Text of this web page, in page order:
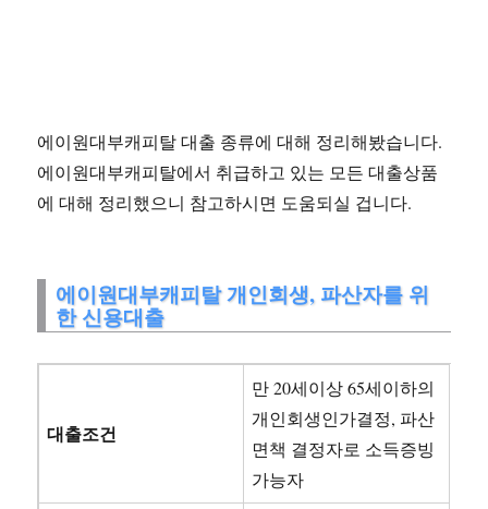
에이원대부캐피탈 대출 종류에 대해 정리해봤습니다.
에이원대부캐피탈에서 취급하고 있는 모든 대출상품
에 대해 정리했으니 참고하시면 도움되실 겁니다.
에이원대부캐피탈 개인회생, 파산자를 위
한 신용대출
대출조건
만 20세이상 65세이하의
개인회생인가결정, 파산
면책 결정자로 소득증빙
가능자